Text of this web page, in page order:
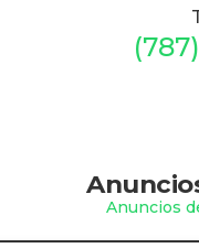
Anuncios